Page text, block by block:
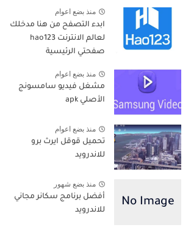
منذ بضع اعوام
ابدء التصفح من هنا مدخلك
لعالم الانترنت hao123
صفحتي الرئيسية
منذ بضع اعوام
مشغل فيديو سامسونج
الأصلي apk
منذ بضع اعوام
تحميل قوقل ايرث برو
للاندرويد
منذ بضع شهور
أفضل برنامج سكانر مجاني
للاندرويد